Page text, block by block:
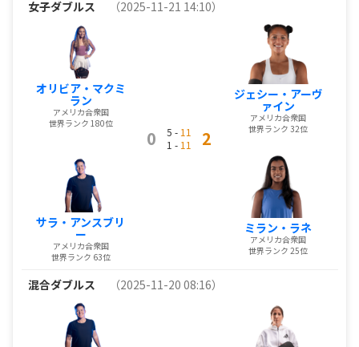
女子ダブルス （2025-11-21 14:10）
オリビア・マクミ
ラン
アメリカ合衆国
世界ランク 180位
サラ・アンスブリ
ー
アメリカ合衆国
世界ランク 63位
0 5 - 11
1 - 11 2
ジェシー・アーヴ
ァイン
アメリカ合衆国
世界ランク 32位
ミラン・ラネ
アメリカ合衆国
世界ランク 25位
混合ダブルス （2025-11-20 08:16）